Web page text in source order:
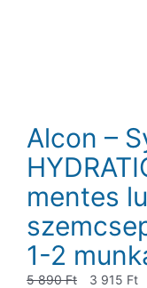
Alcon –
mentes
1-2
5 890Ft
Original
3 915 Ft